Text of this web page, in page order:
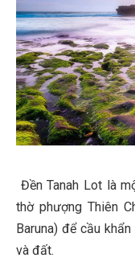
Đền Tanah Lot là
thờ phượng Thiên
Baruna) để cầu
và đất.